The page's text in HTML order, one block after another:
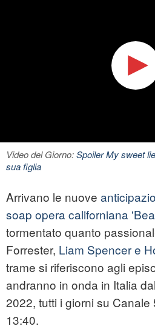
Video del Giorno:Spoiler My sweet
sua figlia
Arrivano le nuove
soap opera californiana
tormentato quanto
Forrester, Liam Spencer e
trame si riferiscono agli
andranno in onda in Italia
2022, tutti i giorni su
13:40.